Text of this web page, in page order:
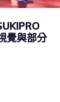
覺與部分